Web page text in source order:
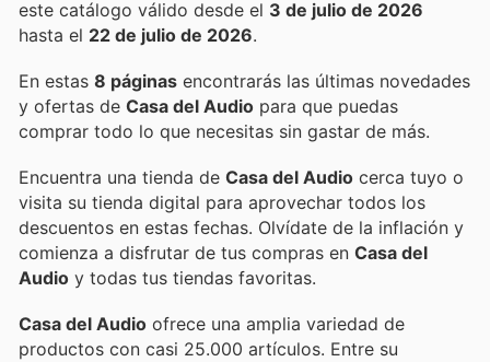
este catálogo válido desde el 3 de julio de 2026
hasta el 22 de julio de 2026.
En estas 8 páginas encontrarás las últimas novedades
y ofertas de Casa del Audio para que puedas
comprar todo lo que necesitas sin gastar de más.
Encuentra una tienda de Casa del Audio cerca tuyo o
visita su tienda digital para aprovechar todos los
descuentos en estas fechas. Olvídate de la inflación y
comienza a disfrutar de tus compras en Casa del
Audio y todas tus tiendas favoritas.
Casa del Audio ofrece una amplia variedad de
productos con casi 25.000 artículos. Entre su